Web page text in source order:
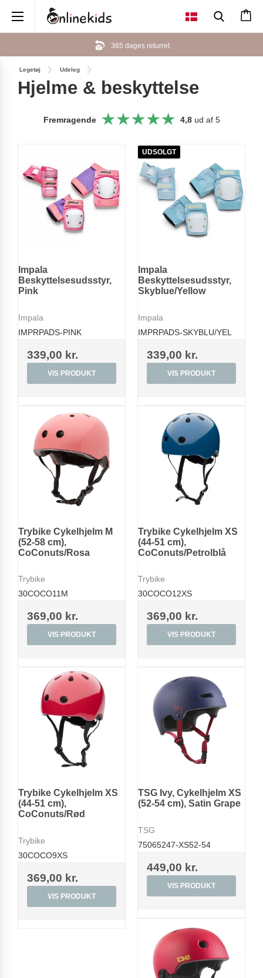
365 dages returret
Legetøj Udeleg
Hjelme & beskyttelse
Fremragende 4,8ud af 5
Impala
Beskyttelsesudsstyr,
Pink
Impala
IMPRPADS-PINK
339,00 kr.
VIS PRODUKT
UDSOLGT
Impala
Beskyttelsesudsstyr,
Skyblue/Yellow
Impala
IMPRPADS-SKYBLU/YEL
339,00 kr.
VIS PRODUKT
Trybike Cykelhjelm M
(52-58 cm),
CoConuts/Rosa
Trybike
30COCO11M
369,00 kr.
VIS PRODUKT
Trybike Cykelhjelm XS
(44-51 cm),
CoConuts/Petrolblå
Trybike
30COCO12XS
369,00 kr.
VIS PRODUKT
Trybike Cykelhjelm XS
(44-51 cm),
CoConuts/Rød
Trybike
30COCO9XS
369,00 kr.
VIS PRODUKT
TSG Ivy, Cykelhjelm XS
(52-54 cm), Satin Grape
TSG
75065247-XS52-54
449,00 kr.
VIS PRODUKT